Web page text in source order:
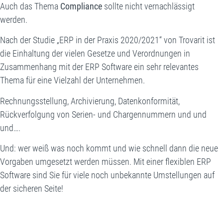
Auch das Thema Compliance sollte nicht vernachlässigt
werden.
Nach der Studie „ERP in der Praxis 2020/2021“ von Trovarit ist
die Einhaltung der vielen Gesetze und Verordnungen in
Zusammenhang mit der ERP Software ein sehr relevantes
Thema für eine Vielzahl der Unternehmen.
Rechnungsstellung, Archivierung, Datenkonformität,
Rückverfolgung von Serien- und Chargennummern und und
und….
Und: wer weiß was noch kommt und wie schnell dann die neue
Vorgaben umgesetzt werden müssen. Mit einer flexiblen ERP
Software sind Sie für viele noch unbekannte Umstellungen auf
der sicheren Seite!